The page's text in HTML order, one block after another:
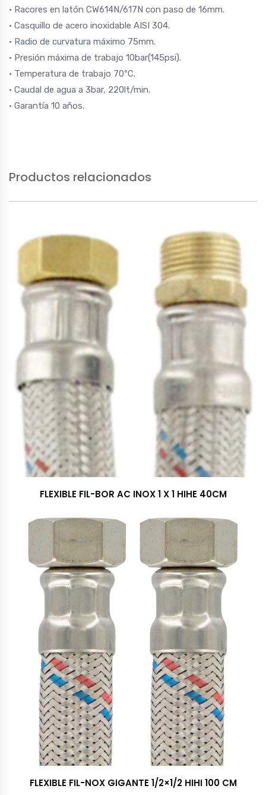
· Racores en latón CW614N/617N con paso de 16mm.
· Casquillo de acero inoxidable AISI 304.
· Radio de curvatura máximo 75mm.
· Presión máxima de trabajo 10bar(145psi).
· Temperatura de trabajo 70ºC.
· Caudal de agua a 3bar, 220lt/min.
· Garantía 10 años.
Productos relacionados
FLEXIBLE FIL-BOR AC INOX 1 X 1 HIHE 40CM
FLEXIBLE FIL-NOX GIGANTE 1/2×1/2 HIHI 100 CM